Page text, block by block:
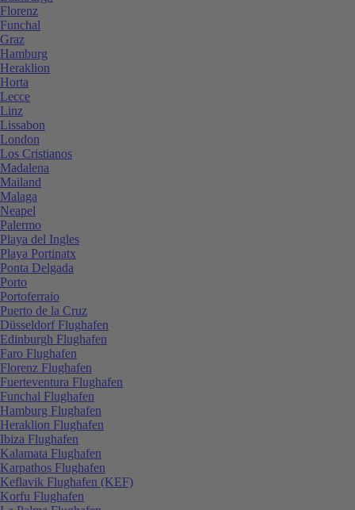
Florenz
Funchal
Graz
Hamburg
Heraklion
Horta
Lecce
Linz
Lissabon
London
Los Cristianos
Madalena
Mailand
Malaga
Neapel
Palermo
Playa del Ingles
Playa Portinatx
Ponta Delgada
Porto
Portoferraio
Puerto de la Cruz
Düsseldorf Flughafen
Edinburgh Flughafen
Faro Flughafen
Florenz Flughafen
Fuerteventura Flughafen
Funchal Flughafen
Hamburg Flughafen
Heraklion Flughafen
Ibiza Flughafen
Kalamata Flughafen
Karpathos Flughafen
Keflavik Flughafen (KEF)
Korfu Flughafen